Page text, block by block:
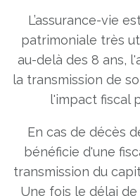
L’assurance-vie
patrimoniale très
au-delà des 8 ans,
la transmission de
l'impact fiscal
En cas de décès
bénéficie d'une
transmission du
Une fois le délai